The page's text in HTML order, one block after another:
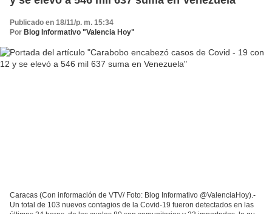
Publicado en 18/11/p. m. 15:34
Por Blog Informativo "Valencia Hoy"
Caracas (Con información de VTV/ Foto: Blog Informativo @ValenciaHoy).-
Un total de 103 nuevos contagios de la Covid-19 fueron detectados en las